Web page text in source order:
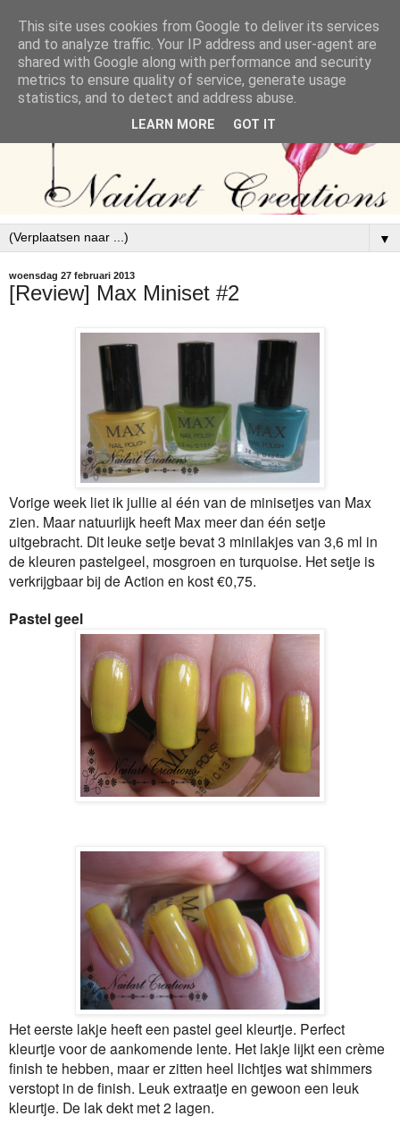
▼
woensdag 27 februari 2013
[Review] Max Miniset #2
Vorige week liet ik jullie al één van de minisetjes van Max
zien. Maar natuurlijk heeft Max meer dan één setje
uitgebracht. Dit leuke setje bevat 3 minilakjes van 3,6 ml in
de kleuren pastelgeel, mosgroen en turquoise. Het setje is
verkrijgbaar bij de Action en kost €0,75.
Pastel geel
Het eerste lakje heeft een pastel geel kleurtje. Perfect
kleurtje voor de aankomende lente. Het lakje lijkt een crème
finish te hebben, maar er zitten heel lichtjes wat shimmers
verstopt in de finish. Leuk extraatje en gewoon een leuk
kleurtje. De lak dekt met 2 lagen.
This site uses cookies from Google to deliver its services
and to analyze traffic. Your IP address and user-agent are
shared with Google along with performance and security
metrics to ensure quality of service, generate usage
statistics, and to detect and address abuse.
LEARN MORE GOT IT